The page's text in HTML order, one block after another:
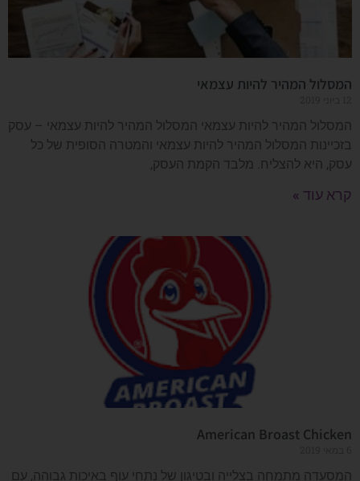
המסלול המהיר להיות עצמאי
המסלול המהיר להיות עצמאי המסלול המהיר להיות עצמאי – עסק
בזכיינות המסלול המהיר להיות עצמאי והמטרה הסופית של כל
עסק, היא להצליח. מלבד הקמת העסק,
קרא עוד »
American Broast Chicken
המסעדה מתמחה בצלייה ובטיגון של נתחי עוף באיכות גבוהה, עם